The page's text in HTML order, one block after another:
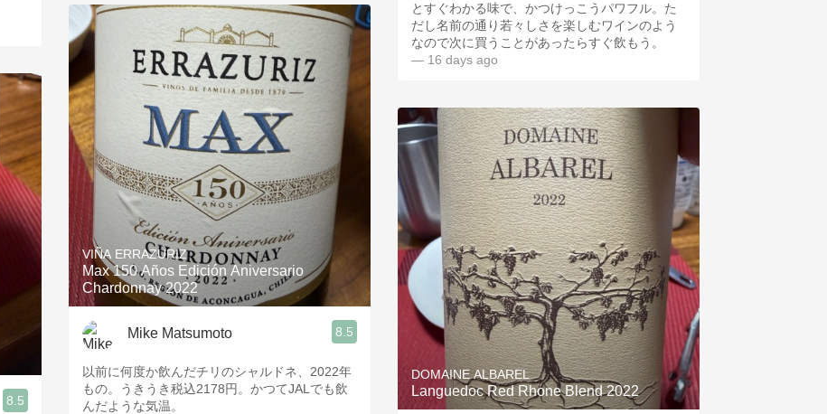
8.5
VIÑA ERRAZURIZ
Max 150 Años Edición Aniversario
Chardonnay 2022
Mike Matsumoto 8.5
以前に何度か飲んだチリのシャルドネ、2022年
もの。うきうき税込2178円。かつてJALでも飲
んだような気温。
とすぐわかる味で、かつけっこうパワフル。た
だし名前の通り若々しさを楽しむワインのよう
なので次に買うことがあったらすぐ飲もう。
— 16 days ago
DOMAINE ALBAREL
Languedoc Red Rhone Blend 2022